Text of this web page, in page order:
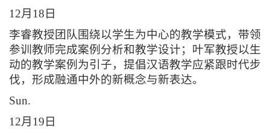
12月18日
李睿教授团队围绕以学生为中心的教学模式，带领
参训教师完成案例分析和教学设计；叶军教授以生
动的教学案例为引子，提倡汉语教学应紧跟时代步
伐，形成融通中外的新概念与新表达。
Sun.
12月19日